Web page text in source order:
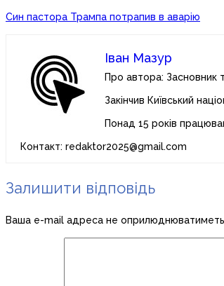
Син пастора Трампа потрапив в аварію
Іван Мазур
Про автора: Засновник
Закінчив Київський
Понад 15 років
Контакт: redaktor2025@gmail.com
Залишити відповідь
Ваша e-mail адреса не